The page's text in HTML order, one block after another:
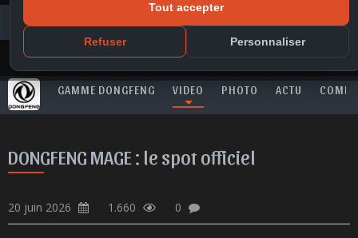
Tout accepter
Refuser Personnaliser
DONGFENG
MAGE
DONGFENG MAGE : le spot officiel
GAMME DONGFENG VIDEO PHOTO ACTU
DONGFENG MAGE : le spot officiel
20 juin 2026 1.660 0